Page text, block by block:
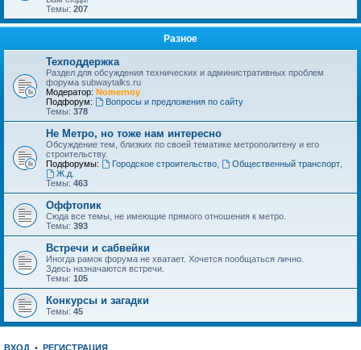
Темы: 207
Разное
Техподдержка
Раздел для обсуждения технических и административных проблем
форума subwaytalks.ru
Модератор: Nomernoy
Подфорум:
Вопросы и предложения по сайту
Темы: 378
Не Метро, но тоже нам интересно
Обсуждение тем, близких по своей тематике метрополитену и его
строительству.
Подфорумы:
Городское строительство, Общественный транспорт,
Ж.д.
Темы: 463
Оффтопик
Сюда все темы, не имеющие прямого отношения к метро.
Темы: 393
Встречи и сабвейки
Иногда рамок форума не хватает. Хочется пообщаться лично.
Здесь назначаются встречи.
Темы: 105
Конкурсы и загадки
Темы: 45
ВХОД • РЕГИСТРАЦИЯ